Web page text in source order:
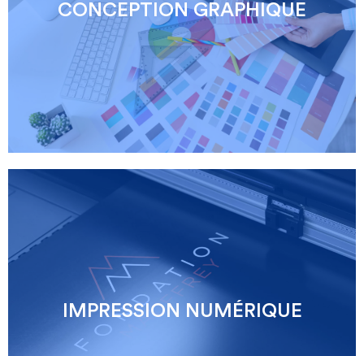
CONCEPTION GRAPHIQUE
IMPRESSION NUMÉRIQUE